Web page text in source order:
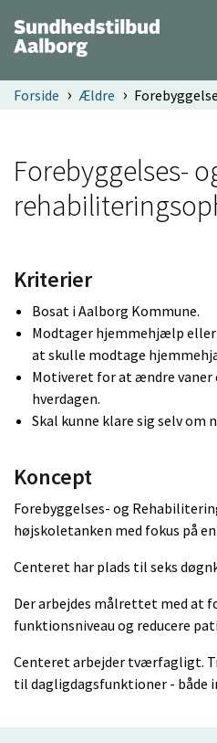
Forside Ældre
Forebyggelses-
Kriterier
Bosat i Aalborg Kommune.
Modtager hjemmehjælp
at skulle modtage
Motiveret for at ændre vaner
hverdagen.
Skal kunne klare sig selv om
Koncept
Forebyggelses- og
højskoletanken med fokus på
Centeret har plads til seks
Der arbejdes målrettet med at
funktionsniveau og reducere
Centeret arbejder tværfagligt.
til dagligdagsfunktioner - både